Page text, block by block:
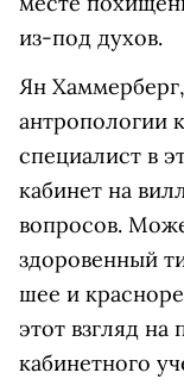
из-под духов.
Ян
антропологии
специалист в
кабинет на
вопросов.
здоровенный
шее и
этот взгляд
кабинетного